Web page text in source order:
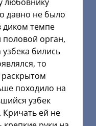
давно не было
темпе
половой орган,
бились
то
походило на
узбек
ей не